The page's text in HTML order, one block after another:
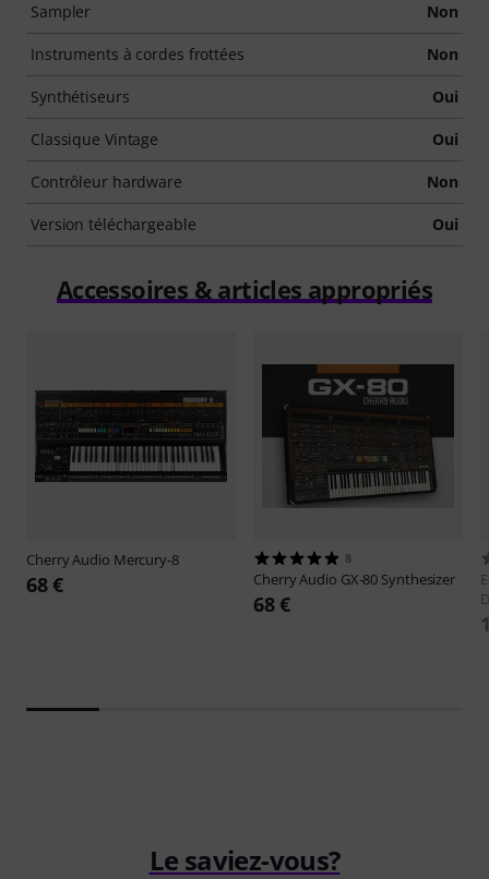
Sampler Non
Instruments à cordes frottées Non
Synthétiseurs Oui
Classique Vintage Oui
Contrôleur hardware Non
Version téléchargeable Oui
Accessoires & articles appropriés
Cherry Audio Mercury-8
68 €
8
Cherry Audio GX-80 Synthesizer
68 €
Le saviez-vous?